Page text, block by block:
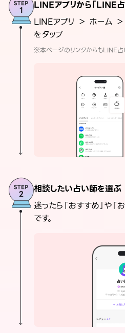
LINEアプリから「LINE占
LINEアプリ ＞ ホーム
をタップ
※本ページのリンクからもLINE
相談したい占い師を選ぶ
迷ったら「おすすめ」や「
です。